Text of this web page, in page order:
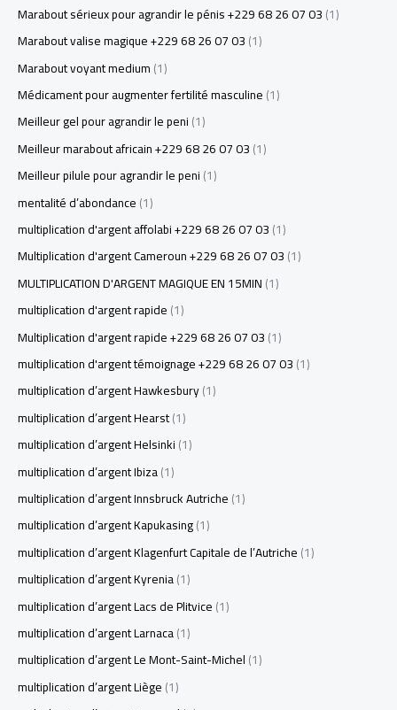
Marabout sérieux pour agrandir le pénis +229 68 26 07 03(1)
Marabout valise magique +229 68 26 07 03(1)
Marabout voyant medium(1)
Médicament pour augmenter fertilité masculine(1)
Meilleur gel pour agrandir le peni(1)
Meilleur marabout africain +229 68 26 07 03(1)
Meilleur pilule pour agrandir le peni(1)
mentalité d’abondance(1)
multiplication d'argent affolabi +229 68 26 07 03(1)
Multiplication d'argent Cameroun +229 68 26 07 03(1)
MULTIPLICATION D'ARGENT MAGIQUE EN 15MIN(1)
multiplication d'argent rapide(1)
Multiplication d'argent rapide +229 68 26 07 03(1)
multiplication d'argent témoignage +229 68 26 07 03(1)
multiplication d’argent Hawkesbury(1)
multiplication d’argent Hearst(1)
multiplication d’argent Helsinki(1)
multiplication d’argent Ibiza(1)
multiplication d’argent Innsbruck Autriche(1)
multiplication d’argent Kapukasing(1)
multiplication d’argent Klagenfurt Capitale de l’Autriche(1)
multiplication d’argent Kyrenia(1)
multiplication d’argent Lacs de Plitvice(1)
multiplication d’argent Larnaca(1)
multiplication d’argent Le Mont-Saint-Michel(1)
multiplication d’argent Liège(1)